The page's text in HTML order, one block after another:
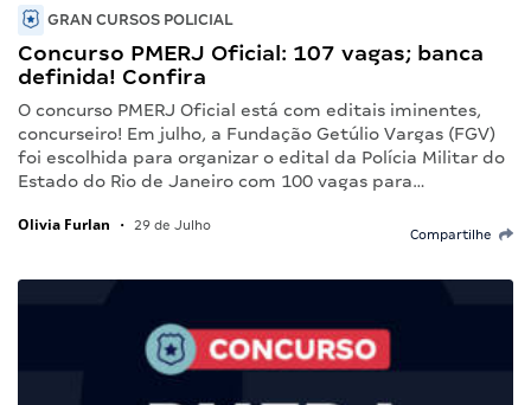
GRAN CURSOS POLICIAL
Concurso PMERJ Oficial: 107 vagas; banca
definida! Confira
O concurso PMERJ Oficial está com editais iminentes,
concurseiro! Em julho, a Fundação Getúlio Vargas (FGV)
foi escolhida para organizar o edital da Polícia Militar do
Estado do Rio de Janeiro com 100 vagas para…
Olivia Furlan • 29 de Julho
Compartilhe